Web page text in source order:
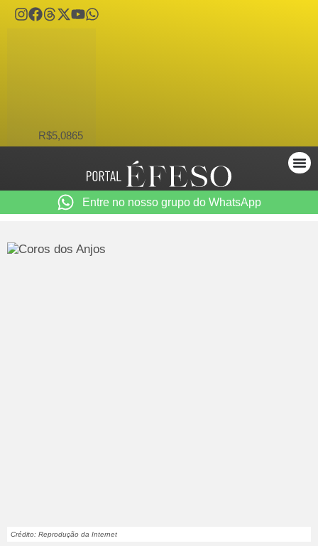
R$5,0865
Entre no nosso grupo do WhatsApp
Crédito: Reprodução da Internet